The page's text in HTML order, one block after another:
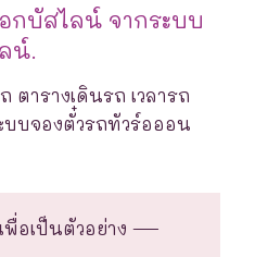
กบัสไลน์ จากระบบ
น์.
ตารางเดินรถ เวลารถ
บจองตั๋วรถทัวร์อออน
พื่อเป็นตัวอย่าง —